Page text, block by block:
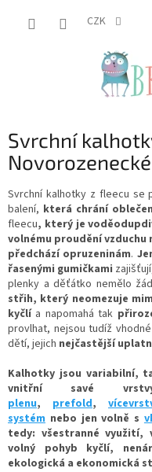
CZK
Svrchní
Svrchní kalhotky z fleecu se
balení, která chrání
fleecu, který je
volnému proudění vzduchu
předchází opruzeninám.
řasenými gumičkami
plenky a děťátko nemělo
střih, který neomezuje
kyčlía napomahá tak
provlhat, nejsou tudíž
dětí, jejich nejčastější
Kalhotky jsou variabilní,
vnitřní savé
plenu, prefold,
systém nebo jen volně s
tedy: všestranné
volný pohyb kyčlí,
ekologická a ekonomická